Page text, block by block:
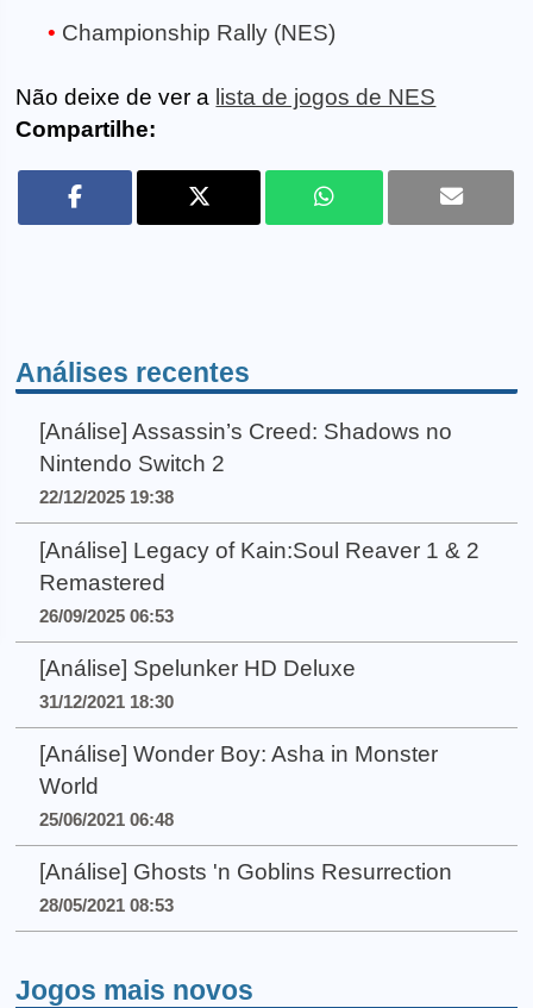
Championship Rally (NES)
Não deixe de ver a lista de jogos de NES
Compartilhe:
Análises recentes
[Análise] Assassin’s Creed: Shadows no
Nintendo Switch 2
22/12/2025 19:38
[Análise] Legacy of Kain:Soul Reaver 1 & 2
Remastered
26/09/2025 06:53
[Análise] Spelunker HD Deluxe
31/12/2021 18:30
[Análise] Wonder Boy: Asha in Monster
World
25/06/2021 06:48
[Análise] Ghosts 'n Goblins Resurrection
28/05/2021 08:53
Jogos mais novos